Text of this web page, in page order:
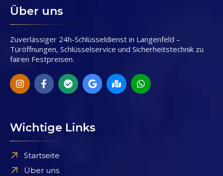
Über uns
Zuverlässiger 24h-Schlüsseldienst in Langenfeld –
Türöffnungen, Schlüsselservice und Sicherheitstechnik zu
fairen Festpreisen.
Wichtige Links
Startseite
Über uns